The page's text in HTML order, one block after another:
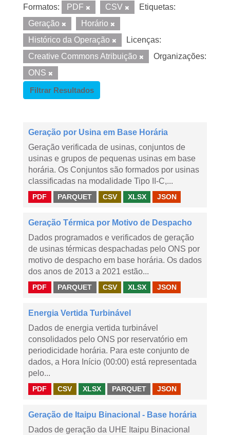
Formatos: PDF CSV
Etiquetas:
Geração
Horário
Histórico da Operação
Licenças:
Creative Commons Atribuição
Organizações:
ONS
Filtrar Resultados
Geração por Usina em Base Horária
Geração verificada de usinas, conjuntos de
usinas e grupos de pequenas usinas em base
horária. Os Conjuntos são formados por usinas
classificadas na modalidade Tipo II-C,...
PDF PARQUET CSV XLSX JSON
Geração Térmica por Motivo de Despacho
Dados programados e verificados de geração
de usinas térmicas despachadas pelo ONS por
motivo de despacho em base horária. Os dados
dos anos de 2013 a 2021 estão...
PDF PARQUET CSV XLSX JSON
Energia Vertida Turbinável
Dados de energia vertida turbinável
consolidados pelo ONS por reservatório em
periodicidade horária. Para este conjunto de
dados, a Hora Início (00:00) está representada
pelo...
PDF CSV XLSX PARQUET JSON
Geração de Itaipu Binacional - Base horária
Dados de geração da UHE Itaipu Binacional